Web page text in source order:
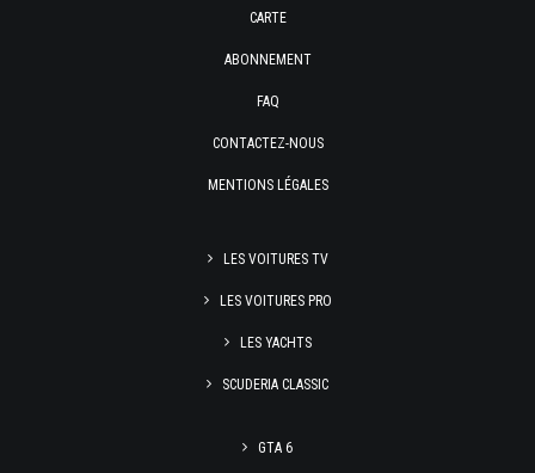
CARTE
ABONNEMENT
FAQ
CONTACTEZ-NOUS
MENTIONS LÉGALES
LES VOITURES TV
LES VOITURES PRO
LES YACHTS
SCUDERIA CLASSIC
GTA 6